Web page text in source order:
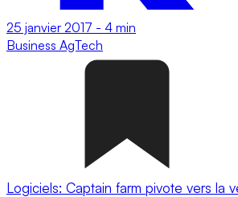
25 janvier 2017 - 4 min
Business AgTech
Logiciels: Captain farm pivote vers la